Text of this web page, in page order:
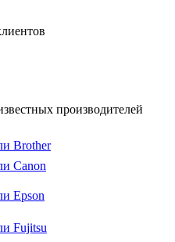
производителей
Brother
Canon
Epson
Fujitsu